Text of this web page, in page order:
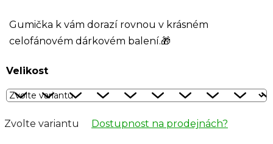
Gumička k vám dorazí rovnou v krásném
celofánovém dárkovém balení.🎁
Velikost
Zvolte variantu Dostupnost na prodejnách?